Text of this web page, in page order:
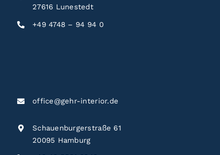
27616 Lunestedt
+49 4748 – 94 94 0
office@gehr-interior.de
Schauenburgerstraße 61
20095 Hamburg